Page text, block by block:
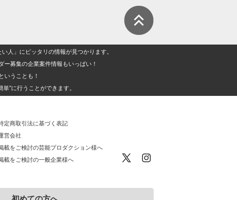
人」にピッタリの情報が見つかります。
募集の企業案件情報もいっぱい！
いうことも！
"に行うことができます。
定商取引法に基づく表記
営会社
載をご検討の芸能プロダクション様へ
載をご検討の一般企業様へ